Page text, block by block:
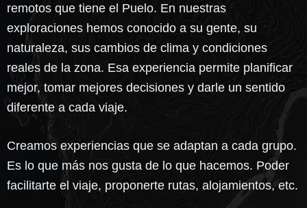
remotos que tiene el Puelo. En nuestras
exploraciones hemos conocido a su gente, su
naturaleza, sus cambios de clima y condiciones
reales de la zona. Esa experiencia permite planificar
mejor, tomar mejores decisiones y darle un sentido
diferente a cada viaje.
Creamos experiencias que se adaptan a cada grupo.
Es lo que más nos gusta de lo que hacemos. Poder
facilitarte el viaje, proponerte rutas, alojamientos, etc.